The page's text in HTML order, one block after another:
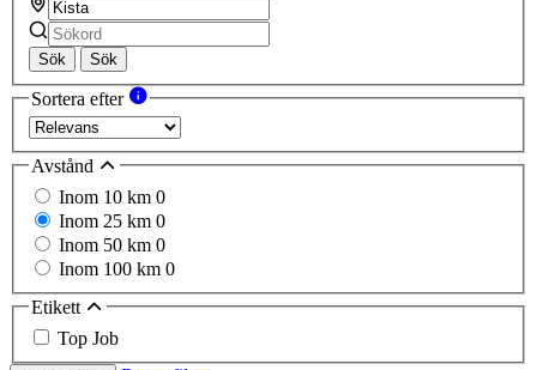
Sök Sök
Sortera efter
Avstånd
Inom 10 km 0
Inom 25 km 0
Inom 50 km 0
Inom 100 km 0
Etikett
Top Job